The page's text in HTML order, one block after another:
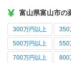
富山県富山市の
300万円以上 350
500万円以上 550
700万円以上 800